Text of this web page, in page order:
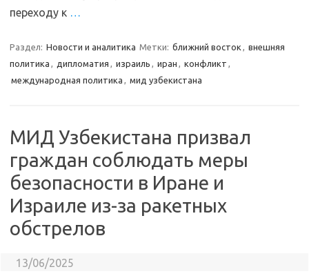
переходу к …
Раздел: Новости и аналитика Метки: ближний восток , внешняя
политика , дипломатия , израиль , иран , конфликт ,
международная политика , мид узбекистана
МИД Узбекистана призвал
граждан соблюдать меры
безопасности в Иране и
Израиле из-за ракетных
обстрелов
13/06/2025